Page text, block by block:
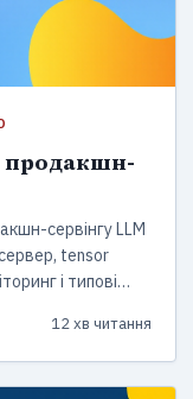
продакшн-
сервінгу LLM
tensor
і типові
12 хв читання